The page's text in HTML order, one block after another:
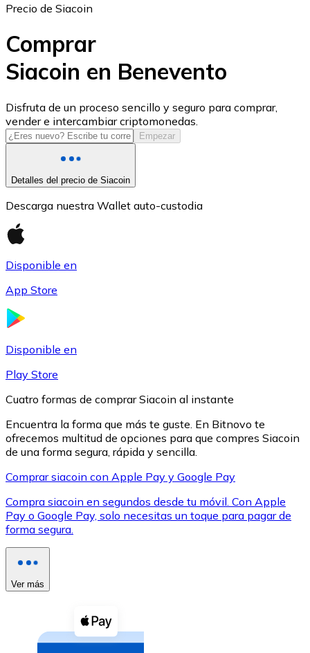
USD Coin
USDC
XRP
XRP
Ver todo
Compra criptomonedas con efectivo en tu tienda más
Precio de Siacoin
Comprar
Siacoin en Benevento
Disfruta de un proceso sencillo y seguro para comprar,
vender e intercambiar criptomonedas.
Empezar
Detalles del precio de Siacoin
Descarga nuestra Wallet auto-custodia
Disponible en
App Store
Disponible en
Play Store
Cuatro formas de comprar Siacoin al instante
Encuentra la forma que más te guste. En Bitnovo te
ofrecemos multitud de opciones para que compres Siacoin
de una forma segura, rápida y sencilla.
Comprar siacoin con Apple Pay y Google Pay
Compra siacoin en segundos desde tu móvil. Con Apple
Pay o Google Pay, solo necesitas un toque para pagar de
forma segura.
Ver más